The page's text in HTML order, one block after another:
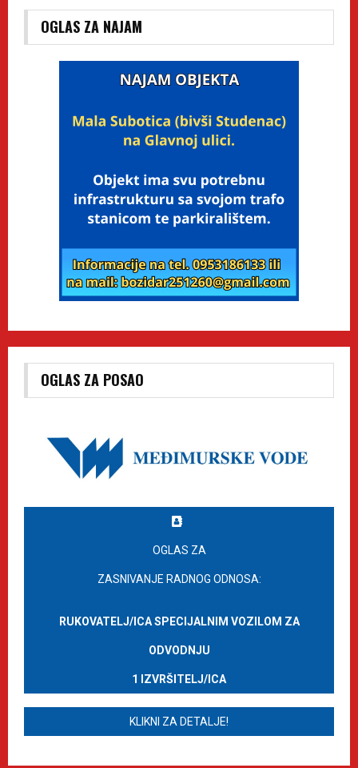
OGLAS ZA NAJAM
OGLAS ZA POSAO
OGLAS ZA
ZASNIVANJE RADNOG ODNOSA:
RUKOVATELJ/ICA SPECIJALNIM VOZILOM ZA
ODVODNJU
1 IZVRŠITELJ/ICA
KLIKNI ZA DETALJE!